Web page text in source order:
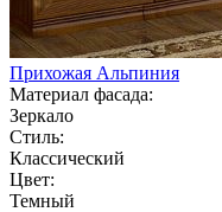
Прихожая Альпиния
Материал фасада:
Зеркало
Стиль:
Классический
Цвет:
Темный